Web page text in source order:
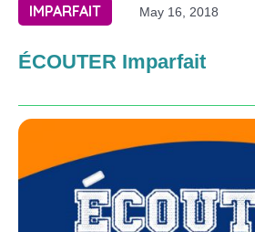
IMPARFAIT May 16, 2018
ÉCOUTER Imparfait